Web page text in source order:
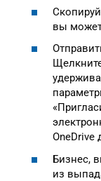
вы
OneDrive
Бизнес,
из